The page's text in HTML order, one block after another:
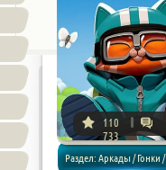
110
733
Раздел: Аркады / Гонки /